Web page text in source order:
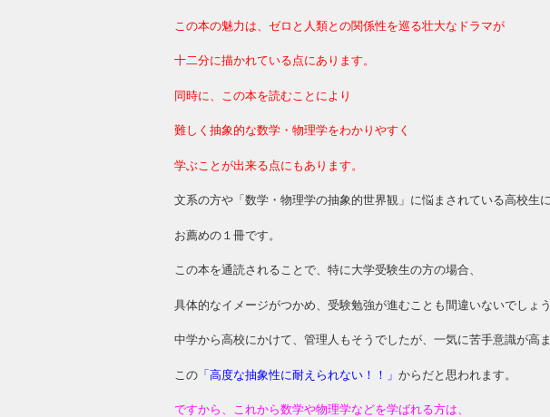
この本の魅力は、ゼロと人類との関係性を巡る壮大なドラマが
十二分に描かれている点にあります。
同時に、この本を読むことにより
難しく抽象的な数学・物理学をわかりやすく
学ぶことが出来る点にもあります。
文系の方や「数学・物理学の抽象的世界観」に悩まされている高校生
お薦めの１冊です。
この本を通読されることで、特に大学受験生の方の場合、
具体的なイメージがつかめ、受験勉強が進むことも間違いないでしょう
中学から高校にかけて、管理人もそうでしたが、一気に苦手意識が高
この 「高度な抽象性に耐えられない！！」 からだと思われます。
ですから、これから数学や物理学などを学ばれる方は、